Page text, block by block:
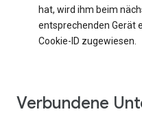
hat, wird ihm beim
entsprechenden Gerät
Cookie-ID zugewiesen.
Verbundene